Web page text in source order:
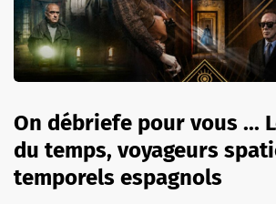
On débriefe pour vous ...
du temps, voyageurs
temporels espagnols